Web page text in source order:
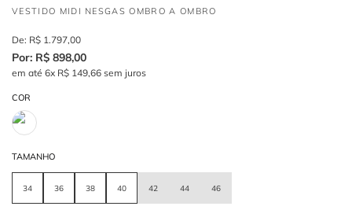
VESTIDO MIDI NESGAS OMBRO A OMBRO
R$ 1.797,00
R$ 898,00
em até 6x R$ 149,66 sem juros
COR
TAMANHO
34 36 38 40 42 44 46